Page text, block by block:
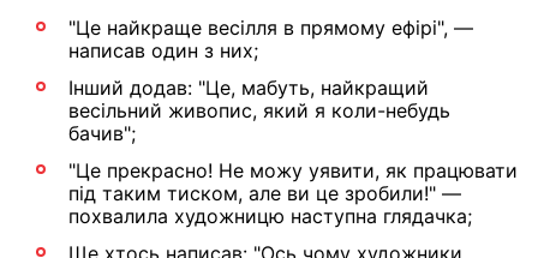
"Це найкраще весілля в прямому ефірі", —
написав один з них;
Інший додав: "Це, мабуть, найкращий
весільний живопис, який я коли-небудь
бачив";
"Це прекрасно! Не можу уявити, як працювати
під таким тиском, але ви це зробили!" —
похвалила художницю наступна глядачка;